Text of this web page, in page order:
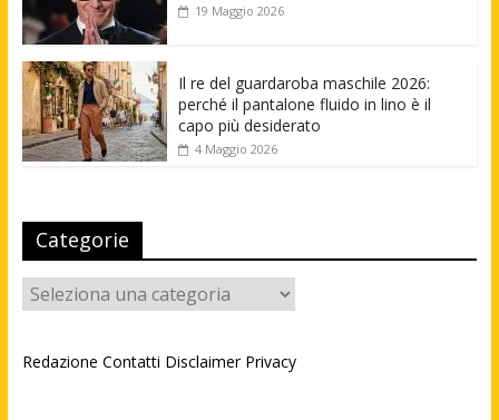
19 Maggio 2026
Il re del guardaroba maschile 2026:
perché il pantalone fluido in lino è il
capo più desiderato
4 Maggio 2026
Categorie
Categorie
Redazione Contatti Disclaimer Privacy